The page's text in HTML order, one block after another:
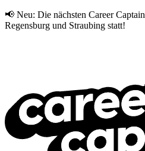
📢 Neu: Die nächsten Career Captain
Regensburg und Straubing statt!